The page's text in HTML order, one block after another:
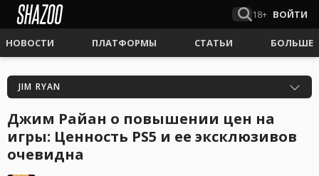
18+ ВОЙТИ
НОВОСТИ ПЛАТФОРМЫ СТАТЬИ БОЛЬШЕ
JIM RYAN
Джим Райан о повышении цен на
игры: Ценность PS5 и ее эксклюзивов
очевидна